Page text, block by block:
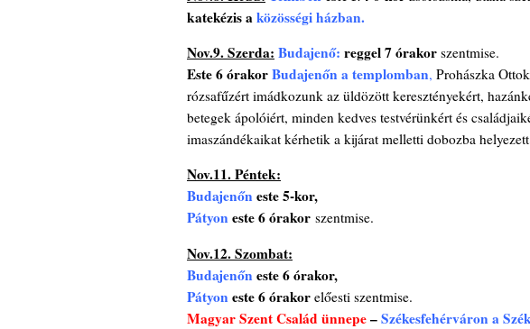
katekézis aközösségi házban.
Nov.9. Szerda: Budajenő: reggel 7 órakor szentmise.
Este 6 órakorBudajenőn a templomban, Prohászka
rózsafűzért imádkozunk az üldözött keresztényekért,
betegek ápolóiért, minden kedves testvérünkért és
imaszándékaikat kérhetik a kijárat melletti dobozba
Nov.11. Péntek:
Budajenőneste 5-kor,
Pátyoneste 6 órakor szentmise.
Nov.12. Szombat:
Budajenőneste 6 órakor,
Pátyoneste 6 órakor előesti szentmise.
Magyar Szent Család ünnepe–Székesfehérváron a